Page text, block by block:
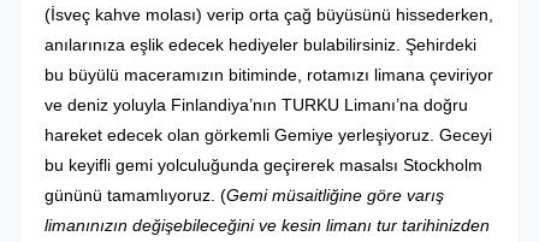
(İsveç kahve molası) verip orta çağ büyüsünü hissederken,
anılarınıza eşlik edecek hediyeler bulabilirsiniz. Şehirdeki
bu büyülü maceramızın bitiminde, rotamızı limana çeviriyor
ve deniz yoluyla Finlandiya’nın TURKU Limanı’na doğru
hareket edecek olan görkemli Gemiye yerleşiyoruz. Geceyi
bu keyifli gemi yolculuğunda geçirerek masalsı Stockholm
gününü tamamlıyoruz. (Gemi müsaitliğine göre varış
limanınızın değişebileceğini ve kesin limanı tur tarihinizden